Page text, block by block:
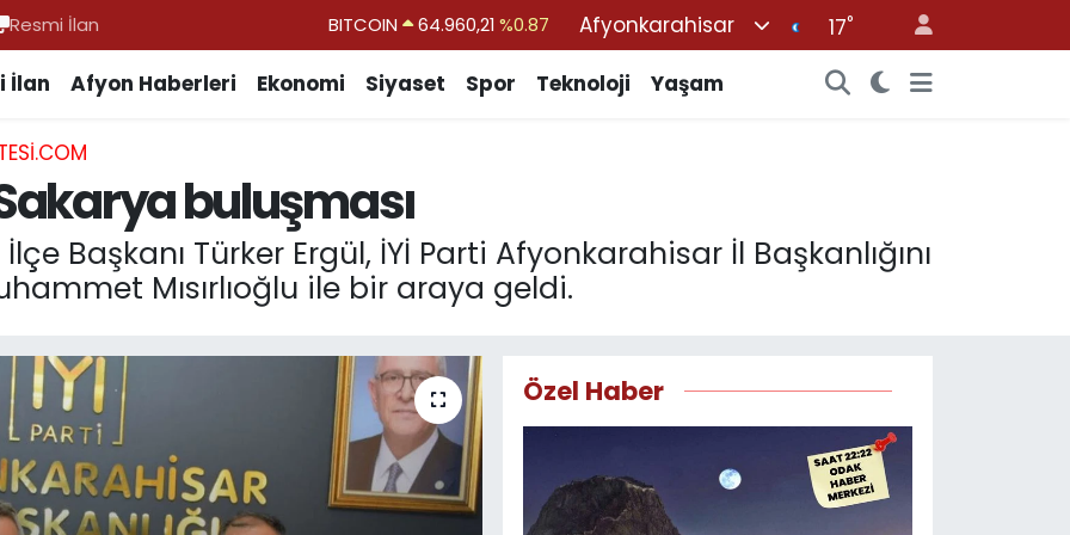
Resmi İlan BITCOIN 64.960,21 %0.87
GRAM ALTIN
BİST100
13.779%-14
Afyonkarahisar 17°
İlan Afyon Haberleri Ekonomi Siyaset Spor Teknoloji Yaşam
buluşması
Başkanı Türker Ergül, İYİ Parti Afyonkarahisar İl Başkanlığını
Mısırlıoğlu ile bir araya geldi.
Özel Haber